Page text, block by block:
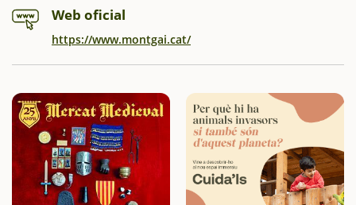
Web oficial
https://www.montgai.cat/